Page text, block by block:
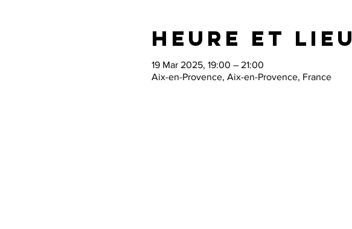
Heure et lieu
19 Mar 2025, 19:00 – 21:00
Aix-en-Provence, Aix-en-Provence, France